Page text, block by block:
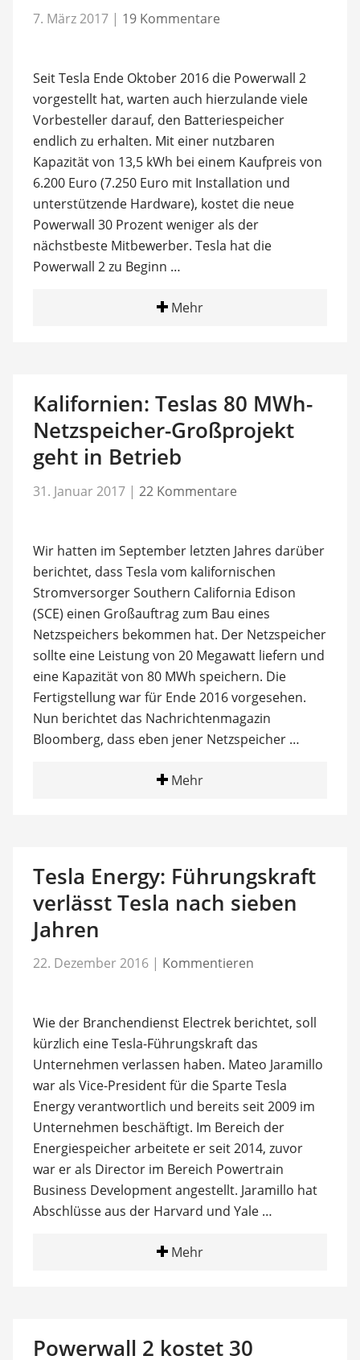
7. März 2017 | 19 Kommentare
Seit Tesla Ende Oktober 2016 die Powerwall 2
vorgestellt hat, warten auch hierzulande viele
Vorbesteller darauf, den Batteriespeicher
endlich zu erhalten. Mit einer nutzbaren
Kapazität von 13,5 kWh bei einem Kaufpreis von
6.200 Euro (7.250 Euro mit Installation und
unterstützende Hardware), kostet die neue
Powerwall 30 Prozent weniger als der
nächstbeste Mitbewerber. Tesla hat die
Powerwall 2 zu Beginn …
Mehr
Kalifornien: Teslas 80 MWh-
Netzspeicher-Großprojekt
geht in Betrieb
31. Januar 2017 | 22 Kommentare
Wir hatten im September letzten Jahres darüber
berichtet, dass Tesla vom kalifornischen
Stromversorger Southern California Edison
(SCE) einen Großauftrag zum Bau eines
Netzspeichers bekommen hat. Der Netzspeicher
sollte eine Leistung von 20 Megawatt liefern und
eine Kapazität von 80 MWh speichern. Die
Fertigstellung war für Ende 2016 vorgesehen.
Nun berichtet das Nachrichtenmagazin
Bloomberg, dass eben jener Netzspeicher …
Mehr
Tesla Energy: Führungskraft
verlässt Tesla nach sieben
Jahren
22. Dezember 2016 | Kommentieren
Wie der Branchendienst Electrek berichtet, soll
kürzlich eine Tesla-Führungskraft das
Unternehmen verlassen haben. Mateo Jaramillo
war als Vice-President für die Sparte Tesla
Energy verantwortlich und bereits seit 2009 im
Unternehmen beschäftigt. Im Bereich der
Energiespeicher arbeitete er seit 2014, zuvor
war er als Director im Bereich Powertrain
Business Development angestellt. Jaramillo hat
Abschlüsse aus der Harvard und Yale …
Mehr
Powerwall 2 kostet 30